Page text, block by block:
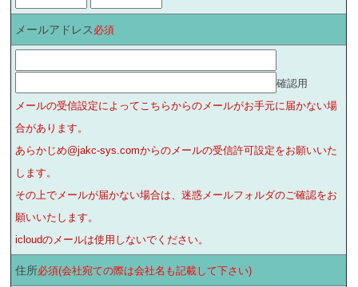
メールアドレス 必須
確認用
メールの受信設定によってこちらからのメールがお手元に届かない場
合があります。
あらかじめ@jakc-sys.comからのメールの受信許可設定をお願いいた
します。
その上でメールが届かない場合は、迷惑メールフォルダのご確認をお
願いいたします。
icloudのメールは使用しないでください。
住所必須(会社宛ての際は会社名も記載して下さい)